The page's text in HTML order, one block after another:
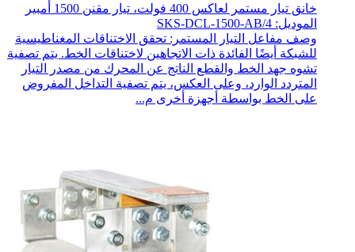
خانق تيار مستمر لعاكس 400 فولت، تيار مقنن 1500 أمبير
الموديل: SKS-DCL-1500-AB/4
وصف مفاعل التيار المستمر: تحقق الاختناقات المغناطيسية
للشبكة أيضًا الفائدة ذات الاتجاهين لاختناقات الخط. يتم تصفية
تشوه جهد الخط والقطع الناتج عن المحرك من مصدر التيار
المتردد الوارد، وعلى العكس، يتم تصفية التداخل المفروض
على الخط بواسطة أجهزة أخرى م...